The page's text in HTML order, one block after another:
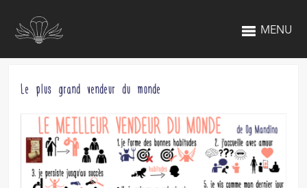
MENU
Le plus grand vendeur du monde